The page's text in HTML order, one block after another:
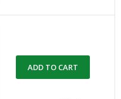
ADD TO CART